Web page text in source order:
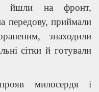
йшли на фронт,
передову, приймали
знаходили
сітки й готували
милосердя і